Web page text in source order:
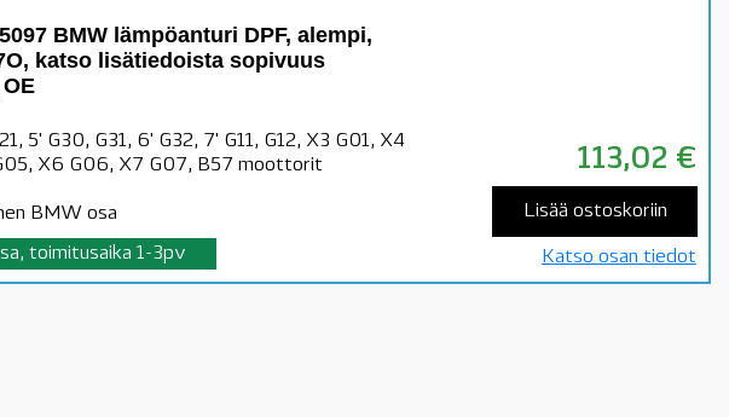
BMW lämpöanturi DPF, alempi,
katso lisätiedoista sopivuus
5' G30, G31, 6' G32, 7' G11, G12, X3 G01, X4
X6 G06, X7 G07, B57 moottorit
BMW osa
toimitusaika 1-3pv
113,02 €
Lisää ostoskoriin
Katso osan tiedot